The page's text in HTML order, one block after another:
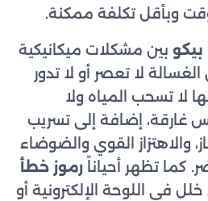
وبأقل تكلفة ممكنة.
بين مشكلات ميكانيكية
لا تعصر أو لا تدور
لا تسحب المياه ولا
غارقة، إضافة إلى تسريب
والاهتزاز القوي والضوضاء
كما تظهر أحياناً رموز خطأ
في اللوحة الإلكترونية أو